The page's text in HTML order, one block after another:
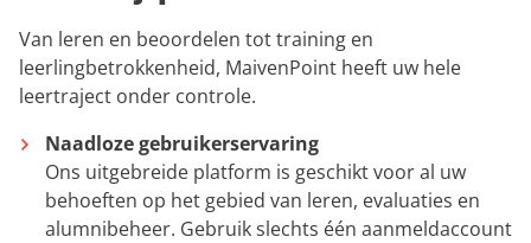
Van leren en beoordelen tot training en
leerlingbetrokkenheid, MaivenPoint heeft uw hele
leertraject onder controle.
Naadloze gebruikerservaring
Ons uitgebreide platform is geschikt voor al uw
behoeften op het gebied van leren, evaluaties en
alumnibeheer. Gebruik slechts één aanmeldaccount